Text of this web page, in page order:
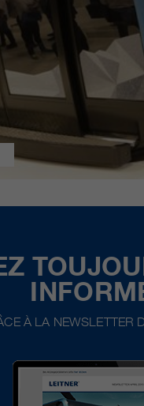
À LA NEWSLETTER